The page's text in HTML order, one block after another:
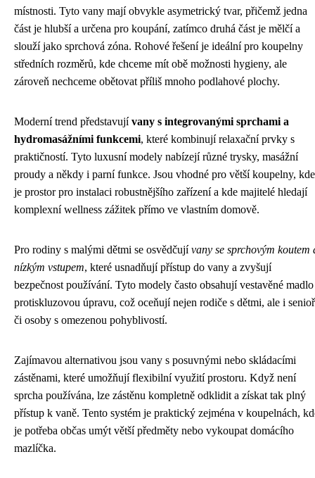
místnosti. Tyto vany mají obvykle asymetrický tvar, přičemž jedna
část je hlubší a určena pro koupání, zatímco druhá část je mělčí a
slouží jako sprchová zóna. Rohové řešení je ideální pro koupelny
středních rozměrů, kde chceme mít obě možnosti hygieny, ale
zároveň nechceme obětovat příliš mnoho podlahové plochy.
Moderní trend představujívany s integrovanými sprchami a
hydromasážními funkcemi, které kombinují relaxační prvky s
praktičností. Tyto luxusní modely nabízejí různé trysky, masážní
proudy a někdy i parní funkce. Jsou vhodné pro větší koupelny, kde
je prostor pro instalaci robustnějšího zařízení a kde majitelé hledají
komplexní wellness zážitek přímo ve vlastním domově.
Pro rodiny s malými dětmi se osvědčujívany se sprchovým koutem
nízkým vstupem, které usnadňují přístup do vany a zvyšují
bezpečnost používání. Tyto modely často obsahují vestavěné madlo
protiskluzovou úpravu, což oceňují nejen rodiče s dětmi, ale i
či osoby s omezenou pohyblivostí.
Zajímavou alternativou jsou vany s posuvnými nebo skládacími
zástěnami, které umožňují flexibilní využití prostoru. Když není
sprcha používána, lze zástěnu kompletně odklidit a získat tak plný
přístup k vaně. Tento systém je praktický zejména v koupelnách,
je potřeba občas umýt větší předměty nebo vykoupat domácího
mazlíčka.